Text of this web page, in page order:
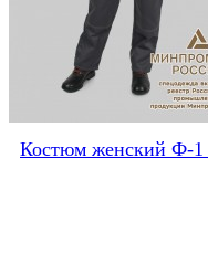
Костюм женский Ф-1